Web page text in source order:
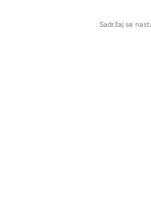
Sadržaj se